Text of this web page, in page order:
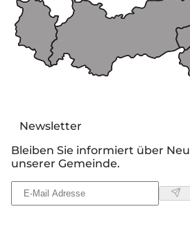
Newsletter
Bleiben Sie informiert über
unserer Gemeinde.